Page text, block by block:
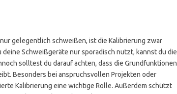
gelegentlich schweißen, ist die Kalibrierung zwar
Schweißgeräte nur sporadisch nutzt, kannst du die
solltest du darauf achten, dass die Grundfunktionen
Besonders bei anspruchsvollen Projekten oder
Kalibrierung eine wichtige Rolle. Außerdem schützt